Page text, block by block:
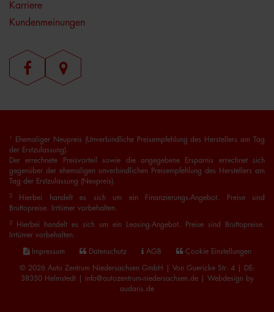
Karriere
Kundenmeinungen
1
Ehemaliger Neupreis (Unverbindliche Preisempfehlung des Herstellers am Tag
der Erstzulassung).
Der errechnete Preisvorteil sowie die angegebene Ersparnis errechnet sich
gegenüber der ehemaligen unverbindlichen Preisempfehlung des Herstellers am
Tag der Erstzulassung (Neupreis).
2
Hierbei handelt es sich um ein Finanzierungs-Angebot. Preise sind
Bruttopreise. Irrtümer vorbehalten.
3
Hierbei handelt es sich um ein Leasing-Angebot. Preise sind Bruttopreise.
Irrtümer vorbehalten.
Impressum Datenschutz AGB Cookie Einstellungen
© 2026 Auto Zentrum Niedersachsen GmbH | Von Guericke Str. 4 | DE-
38350 Helmstedt | info@autozentrum-niedersachsen.de | Webdesign by
audaris.de